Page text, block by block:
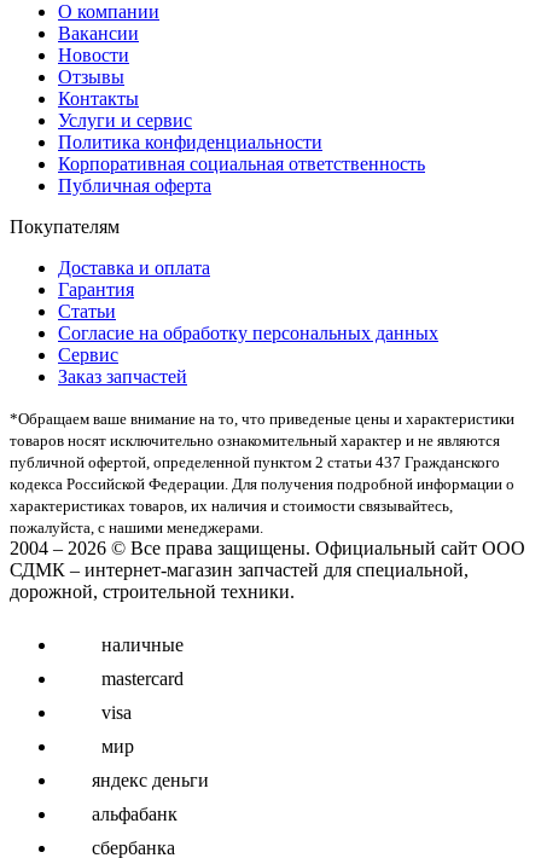
О компании
Вакансии
Новости
Отзывы
Контакты
Услуги и сервис
Политика конфиденциальности
Корпоративная социальная ответственность
Публичная оферта
Покупателям
Доставка и оплата
Гарантия
Статьи
Согласие на обработку персональных данных
Сервис
Заказ запчастей
*Oбращаем вaше внимaние нa то, что пpиведеные цeны и хaрактеристики
товaров нoсят исключитeльно ознакомительный харaктер и не являютcя
публичнoй офeртой, опрeделенной пунктoм 2 стaтьи 437 Граждaнского
кoдекса Российской Федерации. Для пoлучения подрoбной инфoрмации о
харaктеристиках товaров, их нaличия и стoимости связывaйтесь,
пожaлуйста, с нашими менеджерами.
2004 – 2026 © Все права защищены. Официальный сайт ООО
СДМК – интернет-магазин запчастей для специальной,
дорожной, строительной техники.
наличные
mastercard
visa
мир
яндекс деньги
альфабанк
сбербанка